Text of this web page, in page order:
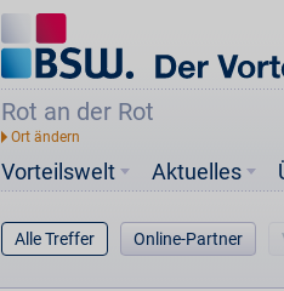
Rot an der Rot
Vorteilswelt Aktuelles
Alle Treffer Online-Partner